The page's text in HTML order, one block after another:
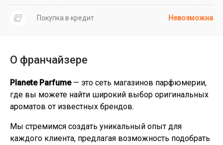
Покупка в кредит Невозможна
О франчайзере
Planete Parfume— это сеть магазинов парфюмерии,
где вы можете найти широкий выбор оригинальных
ароматов от известных брендов.
Мы стремимся создать уникальный опыт для
каждого клиента, предлагая возможность подобрать